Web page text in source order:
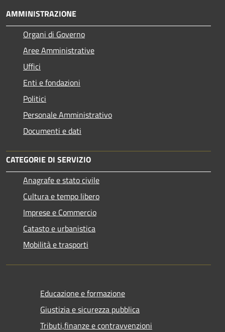
AMMINISTRAZIONE
Organi di Governo
Aree Amministrative
Uffici
Enti e fondazioni
Politici
Personale Amministrativo
Documenti e dati
CATEGORIE DI SERVIZIO
Anagrafe e stato civile
Cultura e tempo libero
Imprese e Commercio
Catasto e urbanistica
Mobilità e trasporti
Educazione e formazione
Giustizia e sicurezza pubblica
Tributi,finanze e contravvenzioni